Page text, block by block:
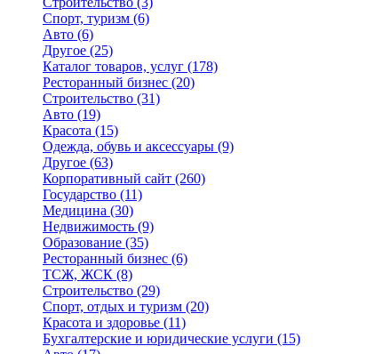
Спорт, туризм (6)
Авто (6)
Другое (25)
Каталог товаров, услуг (178)
Ресторанный бизнес (20)
Строительство (31)
Авто (19)
Красота (15)
Одежда, обувь и аксессуары (9)
Другое (63)
Корпоративный сайт (260)
Государство (11)
Медицина (30)
Недвижимость (9)
Образование (35)
Ресторанный бизнес (6)
ТСЖ, ЖСК (8)
Строительство (29)
Спорт, отдых и туризм (20)
Красота и здоровье (11)
Бухгалтерские и юридические услуги (15)